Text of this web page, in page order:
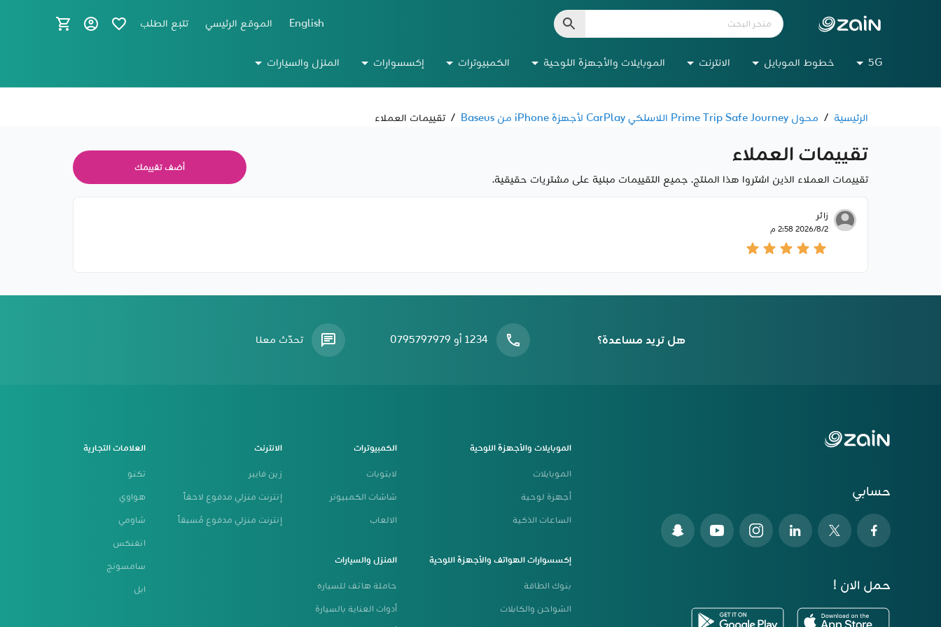
English الموقع الرئيسي تتبع الطلب
5G خطوط الموبايل الانترنت الموبايلات والأجهزة اللوحية الكمبيوترات إكسسوارات المنزل والسيارات
الرئيسية / محول Prime Trip Safe Journey اللاسلكي CarPlay لأجهزة iPhone من Baseus / تقييمات العملاء
تقييمات العملاء
تقييمات العملاء الذين اشتروا هذا المنتج. جميع التقييمات مبنية على مشتريات حقيقية.
أضف تقييمك
زائر
2‏‏/8‏‏/2026 2:58 م
هل تريد مساعدة؟ 1234 أو 0795797979 تحدّث معنا
حسابي
حمل الان !
الموبايلات والأجهزة اللوحية
الموبايلات
أجهزة لوحية
الساعات الذكية
الكمبيوترات
لابتوبات
شاشات الكمبيوتر
الالعاب
الانترنت
زين فايبر
إنترنت منزلي مدفوع لاحقاً
إنترنت منزلي مدفوع مُسبقاً
العلامات التجارية
تكنو
هواوي
شاومي
انفنكس
سامسونج
ابل
إكسسوارات الهواتف والأجهزة اللوحية
بنوك الطاقة
الشواحن والكابلات
المنزل والسيارات
حاملة هاتف للسياره
أدوات العناية بالسيارة